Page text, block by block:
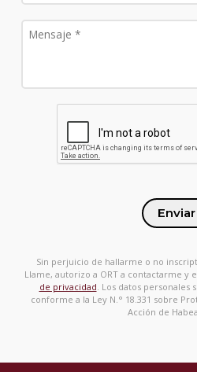
Enviar
Sin perjuicio de hallarme o no
Llame, autorizo a ORT a contactarme y
de privacidad . Los datos
conforme a la Ley N.° 18.331 sobre
Acción de